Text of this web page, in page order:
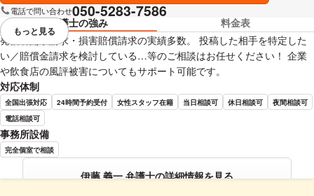
電話で問い合わせ050-5283-7586
弁護士の強み
料金表
発信者開示請求・損害賠償請求の実績多数。 投稿した相手を特定した
い／賠償金請求を検討している…等のご相談はお任せください！ 企業
や飲食店の風評被害についてもサポート可能です。
対応体制
全国出張対応 24時間予約受付 女性スタッフ在籍 当日相談可 休日相談可
夜間相談可
電話相談可
事務所設備
完全個室で相談
伊藤 義一 弁護士の詳細情報を見る
視覚的に省略されている要素を
もっと見る